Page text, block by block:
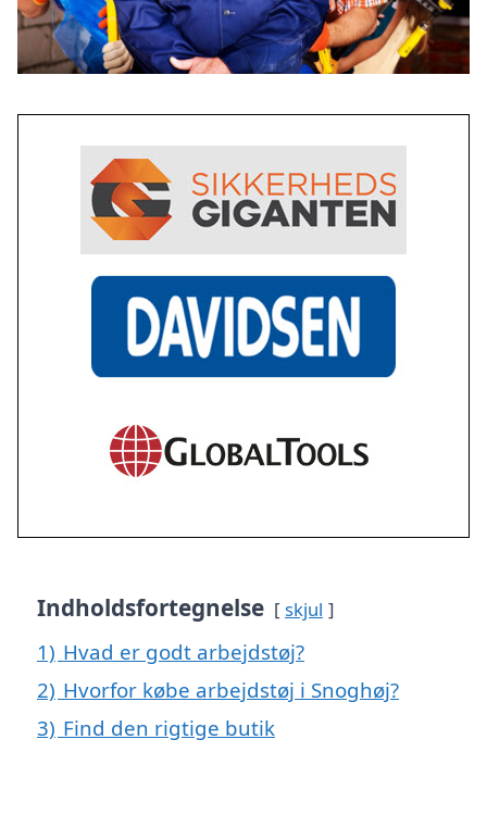
Indholdsfortegnelse skjul
1) Hvad er godt arbejdstøj?
2) Hvorfor købe arbejdstøj i Snoghøj?
3) Find den rigtige butik